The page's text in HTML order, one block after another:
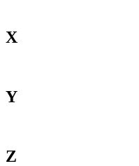
X
Y
Z